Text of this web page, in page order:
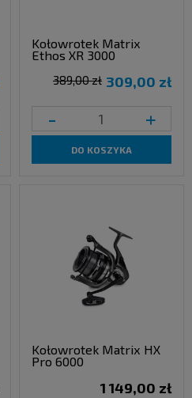
Kołowrotek Matrix
Ethos XR 3000
309,00 zł
389,00 zł
- +
DO KOSZYKA
Kołowrotek Matrix HX
Pro 6000
1 149,00 zł